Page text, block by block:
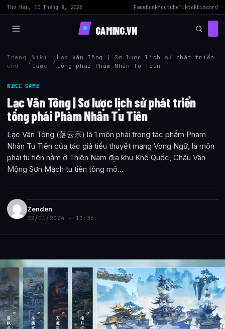
Thứ Hai, 10 Tháng 8, 2026 FacebookYoutubeTiktokDiscord
GAMING.VN
Trang
chu
/
Wiki
Game
/
Lạc Vân Tông | Sơ lược lịch sử phát triển
tông phái Phàm Nhân Tu Tiên
WIKI GAME
Lạc Vân Tông | Sơ lược lịch sử phát triển
tông phái Phàm Nhân Tu Tiên
Lạc Vân Tông (落云宗) là 1 môn phái trong tác phẩm Phàm
Nhân Tu Tiên của tác giả tiểu thuyết mạng Vong Ngữ, là môn
phái tu tiên nằm ở Thiên Nam địa khu Khê Quốc, Châu Vân
Mộng Sơn Mạch tu tiên tông mô...
Zenden
02/01/2024 - 13:36